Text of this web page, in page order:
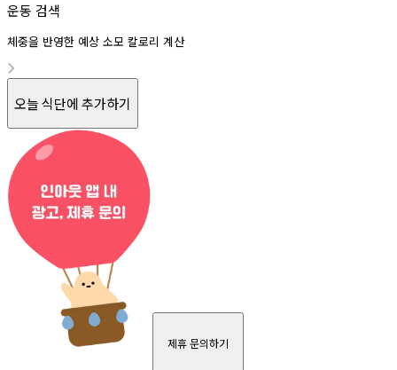
운동 검색
체중을 반영한 예상 소모 칼로리 계산
오늘 식단에 추가하기
제휴 문의하기